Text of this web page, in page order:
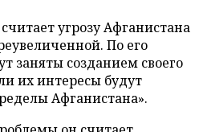
угрозу Афганистана
По его
заняты созданием своего
их интересы будут
Афганистана».